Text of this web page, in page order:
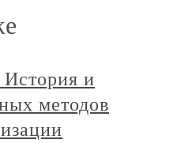
и
методов